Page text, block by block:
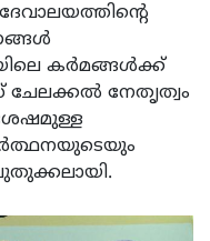
കർമങ്ങൾക്ക്
ചേലക്കൽ നേതൃത്വം